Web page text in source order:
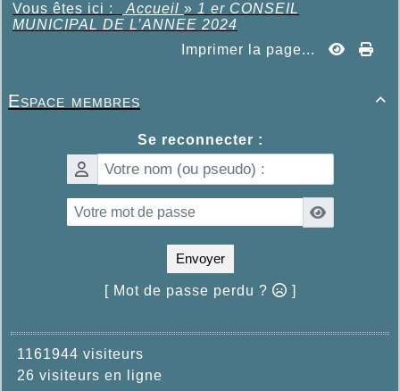
Vous êtes ici : Accueil » 1 er CONSEIL
MUNICIPAL DE L’ANNEE 2024
Imprimer la page...

Espace membres
Se reconnecter :
Envoyer
[ Mot de passe perdu ? ]
1161944 visiteurs
26 visiteurs en ligne